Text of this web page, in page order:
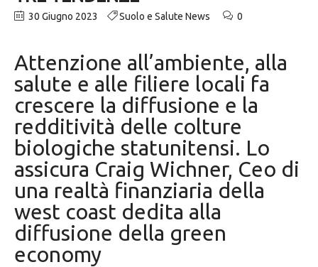
30 Giugno 2023 Suolo e Salute News 0
Attenzione all’ambiente, alla
salute e alle filiere locali fa
crescere la diffusione e la
redditività delle colture
biologiche statunitensi. Lo
assicura Craig Wichner, Ceo di
una realtà finanziaria della
west coast dedita alla
diffusione della green
economy